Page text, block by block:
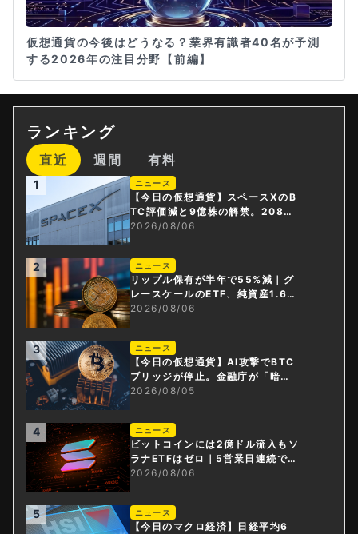
仮想通貨の今後はどうなる？業界有識者40名が予測
する2026年の注目分野【前編】
ランキング
直近 週間 有料
1 ニュース
【今日の仮想通貨】スペースXのB
TC評価減と9億株の解禁。208億
円相当のBTCが盗難
2026/08/06
2 ニュース
リップル保有が半年で55%減｜グ
レースケールのETF、純資産1.6億
ドル減
2026/08/06
3 ニュース
【今日の仮想通貨】AI攻撃でBTC
ブリッジが停止。金融庁が「暗号
資産・ステーブルコイン課」新設
2026/08/05
4 ニュース
ビットコインには2億ドル流入もソ
ラナETFはゼロ｜5営業日連続で停
止
2026/08/06
5 ニュース
【今日のマクロ経済】日経平均6